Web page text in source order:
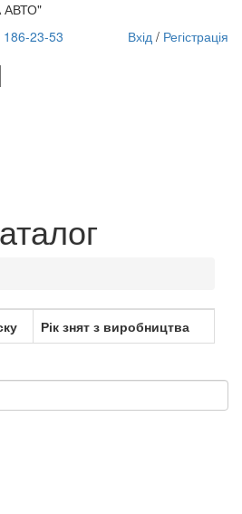
АВТО"
186-23-53 Вхід / Регістрація
Рік знят з виробництва